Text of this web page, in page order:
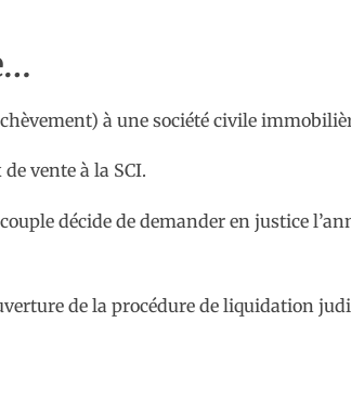
à une société civile
vente à la SCI.
décide de demander en justice
de la procédure de liquidation